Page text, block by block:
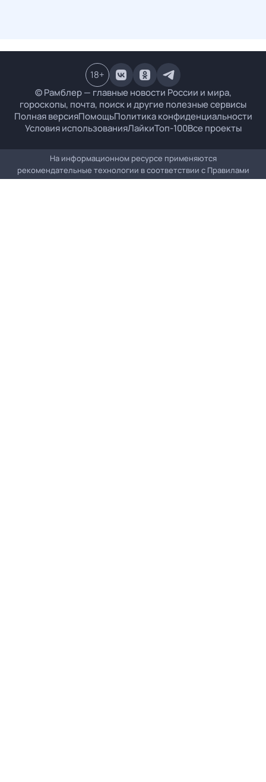
© Рамблер — главные новости России и мира,
гороскопы, почта, поиск и другие полезные сервисы
Полная версияПомощьПолитика конфиденциальности
Условия использованияЛайкиТоп-100Все проекты
18+
На информационном ресурсе применяются
рекомендательные технологии в соответствии с Правилами